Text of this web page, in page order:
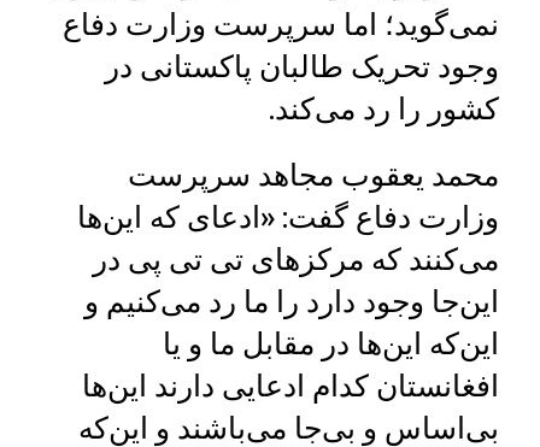
نمی‌گوید؛ اما سرپرست وزارت دفاع
وجود تحریک طالبان پاکستانی در
کشور را رد می‌کند.
محمد یعقوب مجاهد سرپرست
وزارت دفاع گفت: «ادعای که این‌ها
می‌کنند که مرکزهای تی تی پی در
این‌جا وجود دارد را ما رد می‌کنیم و
این‌که این‌ها در مقابل ما و یا
افغانستان کدام ادعایی دارند این‌ها
بی‌اساس و بی‌جا می‌باشند و این‌که